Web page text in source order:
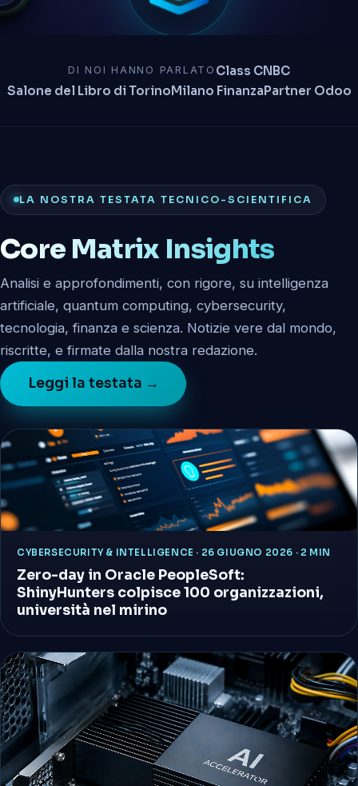
DI NOI HANNO PARLATO Class CNBC
Salone del Libro di TorinoMilano FinanzaPartner Odoo
LA NOSTRA TESTATA TECNICO-SCIENTIFICA
Core Matrix Insights
Analisi e approfondimenti, con rigore, su intelligenza
artificiale, quantum computing, cybersecurity,
tecnologia, finanza e scienza. Notizie vere dal mondo,
riscritte, e firmate dalla nostra redazione.
Leggi la testata →
CYBERSECURITY & INTELLIGENCE · 26 GIUGNO 2026 · 2 MIN
Zero-day in Oracle PeopleSoft:
ShinyHunters colpisce 100 organizzazioni,
università nel mirino